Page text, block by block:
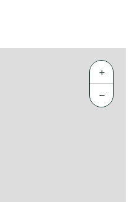
+
−